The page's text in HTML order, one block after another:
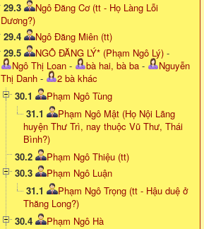
29.3
Ngô Đăng Cơ (tt - Họ Làng Lỗi
Dương?)
29.4
Ngô Đăng Miên (tt)
29.5
NGÔ ĐĂNG LÝ* (Phạm Ngô Lý) -
Ngô Thị Loan - bà hai, bà ba -
Nguyễn
Thị Danh -
2 bà khác
30.1
Phạm Ngô Tùng
31.1
Phạm Ngô Mật (Họ Nội Lãng
huyện Thư Trì, nay thuộc Vũ Thư, Thái
Bình?)
30.2
Phạm Ngô Thiệu (tt)
30.3
Phạm Ngô Luận
31.1
Phạm Ngô Trọng (tt - Hậu duệ ở
Thăng Long?)
30.4
Phạm Ngô Hà